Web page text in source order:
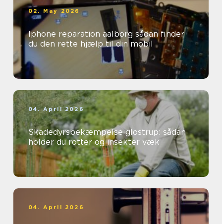
02. May 2026
Iphone reparation aalborg sådan finder
du den rette hjælp til din mobil
04. April 2026
Skadedyrsbekæmpelse glostrup: sådan
holder du rotter og insekter væk
04. April 2026